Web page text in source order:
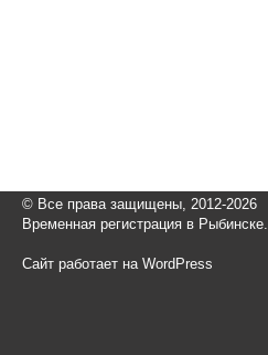
© Все права защищены, 2012-2026
Временная регистрация в Рыбинске.
Сайт работает на WordPress